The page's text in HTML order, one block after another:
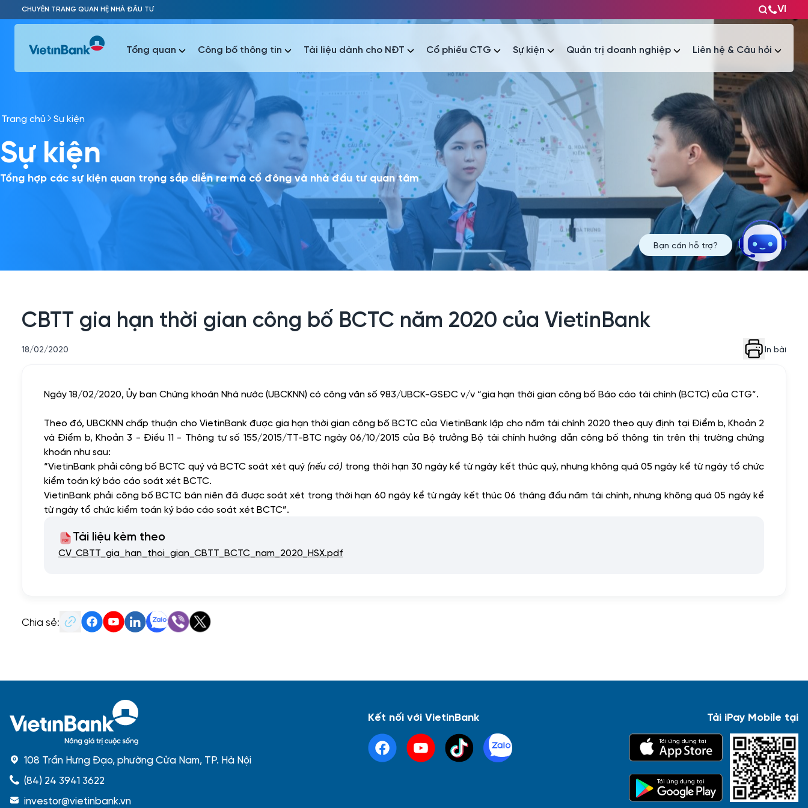
Skip to Main Content
CHUYÊN TRANG QUAN HỆ NHÀ ĐẦU TƯ VI
Phổ biến nhất
Báo cáo tài chính Thông tin giao dịch Công bố thông tin Sự kiện
Tổng quan Công bố thông tin Tài liệu dành cho NĐT Cổ phiếu CTG Sự kiện Quản trị doanh nghiệp Liên hệ & Câu hỏi
Phổ biến nhất
Thông tin giao dịch Công bố thông tin Tài liệu
Trang chủ Sự kiện
Sự kiện
Tổng hợp các sự kiện quan trọng sắp diễn ra mà cổ đông và nhà đầu tư quan tâm
CBTT gia hạn thời gian công bố BCTC năm 2020 của VietinBank
18/02/2020 In bài
Ngày 18/02/2020, Ủy ban Chứng khoán Nhà nước (UBCKNN) có công văn số 983/UBCK-GSĐC v/v “gia hạn thời gian công bố Báo cáo tài chính (BCTC) của CTG”.
Theo đó, UBCKNN chấp thuận cho VietinBank được gia hạn thời gian công bố BCTC của VietinBank lập cho năm tài chính 2020 theo quy định tại Điểm b, Khoản 2
và Điểm b, Khoản 3 - Điều 11 - Thông tư số 155/2015/TT-BTC ngày 06/10/2015 của Bộ trưởng Bộ tài chính hướng dẫn công bố thông tin trên thị trường chứng
khoán như sau:
“VietinBank phải công bố BCTC quý và BCTC soát xét quý (nếu có) trong thời hạn 30 ngày kể từ ngày kết thúc quý, nhưng không quá 05 ngày kể từ ngày tổ chức
kiểm toán ký báo cáo soát xét BCTC.
VietinBank phải công bố BCTC bán niên đã được soát xét trong thời hạn 60 ngày kể từ ngày kết thúc 06 tháng đầu năm tài chính, nhưng không quá 05 ngày kể
từ ngày tổ chức kiểm toán ký báo cáo soát xét BCTC”.
Tài liệu kèm theo
CV_CBTT_gia_han_thoi_gian_CBTT_BCTC_nam_2020_HSX.pdf
Chia sẻ:
Bạn cần hỗ trợ?
108 Trần Hưng Đạo, phường Cửa Nam, TP. Hà Nội
(84) 24 3941 3622
investor@vietinbank.vn
Kết nối với VietinBank Tải iPay Mobile tại
Tải ứng dụng tại
Tải ứng dụng tại